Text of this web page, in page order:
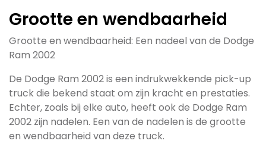
Grootte en wendbaarheid
Grootte en wendbaarheid: Een nadeel van de Dodge
Ram 2002
De Dodge Ram 2002 is een indrukwekkende pick-up
truck die bekend staat om zijn kracht en prestaties.
Echter, zoals bij elke auto, heeft ook de Dodge Ram
2002 zijn nadelen. Een van de nadelen is de grootte
en wendbaarheid van deze truck.